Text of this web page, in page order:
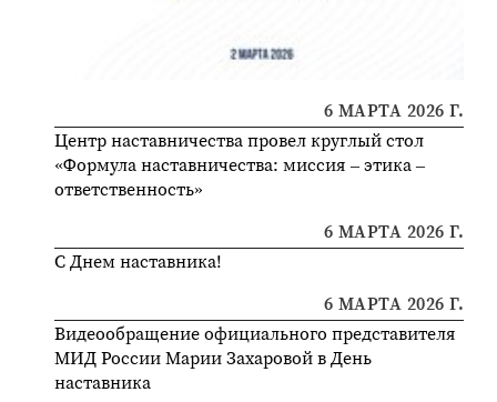
6 МАРТА 2026 Г.
Центр наставничества провел круглый стол
«Формула наставничества: миссия – этика –
ответственность»
6 МАРТА 2026 Г.
С Днем наставника!
6 МАРТА 2026 Г.
Видеообращение официального представителя
МИД России Марии Захаровой в День
наставника